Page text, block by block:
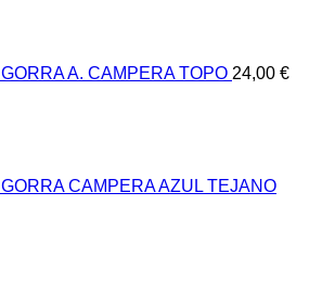
GORRA A. CAMPERA TOPO 24,00 €
GORRA CAMPERA AZUL TEJANO